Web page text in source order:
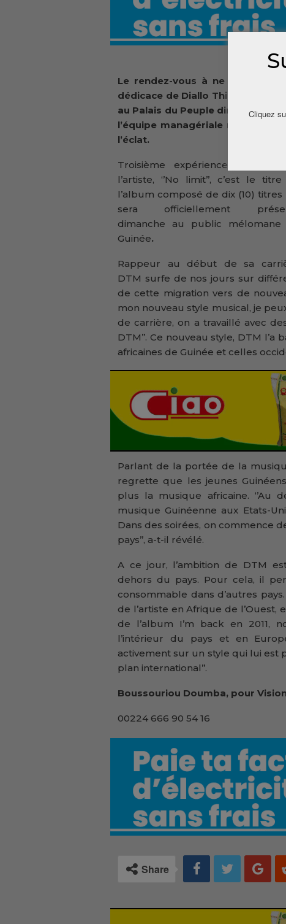
Le rendez-vous à ne pas rater
dédicace de Diallo Thierno
au Palais du Peuple dimanche 9
l’équipe managériale met tout
l’éclat.
Troisième expérience musicale
l’artiste, ‘’No limit’’, c’est le
l’album composé de dix (10) titres
sera officiellement
dimanche au public mélomane
Guinée.
Rappeur au début de sa
DTM surfe de nos jours sur
de cette migration vers de
mon nouveau style musical, je
de carrière, on a travaillé avec
DTM’’. Ce nouveau style, DTM
africaines de Guinée et celles
Parlant de la portée de la
regrette que les jeunes
plus la musique africaine. ‘’Au
musique Guinéenne aux Etats-
Dans des soirées, on commence
pays’’, a-t-il révélé.
A ce jour, l’ambition de DTM
dehors du pays. Pour cela, il
consommable dans d’autres
de l’artiste en Afrique de l’Ouest,
de l’album I’m back en 2011,
l’intérieur du pays et en
activement sur un style qui lui est
plan international’’.
Boussouriou Doumba, pour
00224 666 90 54 16
Share
Cliquez